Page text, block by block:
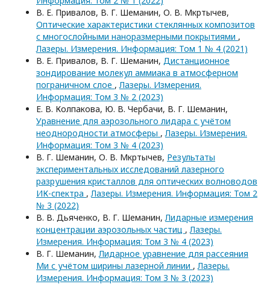
В. Е. Привалов, В. Г. Шеманин, О. В. Мкртычев,
Оптические характеристики стеклянных композитов
с многослойными наноразмерными покрытиями ,
Лазеры. Измерения. Информация: Том 1 № 4 (2021)
В. Е. Привалов, В. Г. Шеманин, Дистанционное
зондирование молекул аммиака в атмосферном
пограничном слое ,Лазеры. Измерения.
Информация: Том 3 № 2 (2023)
Е. В. Колпакова, Ю. В. Чербачи, В. Г. Шеманин,
Уравнение для аэрозольного лидара с учётом
неоднородности атмосферы ,Лазеры. Измерения.
Информация: Том 3 № 4 (2023)
В. Г. Шеманин, О. В. Мкртычев, Результаты
экспериментальных исследований лазерного
разрушения кристаллов для оптических волноводов
ИК-спектра ,Лазеры. Измерения. Информация: Том 2
№ 3 (2022)
В. В. Дьяченко, В. Г. Шеманин,Лидарные измерения
концентрации аэрозольных частиц ,Лазеры.
Измерения. Информация: Том 3 № 4 (2023)
В. Г. Шеманин,Лидарное уравнение для рассеяния
Ми с учётом ширины лазерной линии ,Лазеры.
Измерения. Информация: Том 3 № 3 (2023)